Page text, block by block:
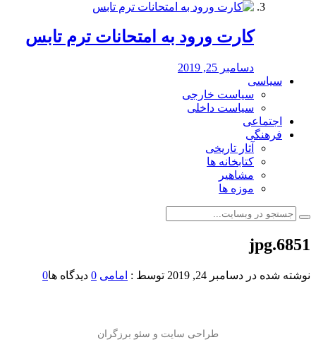
کارت ورود به امتحانات ترم تابس
دسامبر 25, 2019
سیاسی
سیاست خارجی
سیاست داخلی
اجتماعی
فرهنگی
آثار تاریخی
کتابخانه ها
مشاهیر
موزه ها
6851.jpg
نوشته شده در دسامبر 24, 2019 توسط : امامی 0 دیدگاه ها0